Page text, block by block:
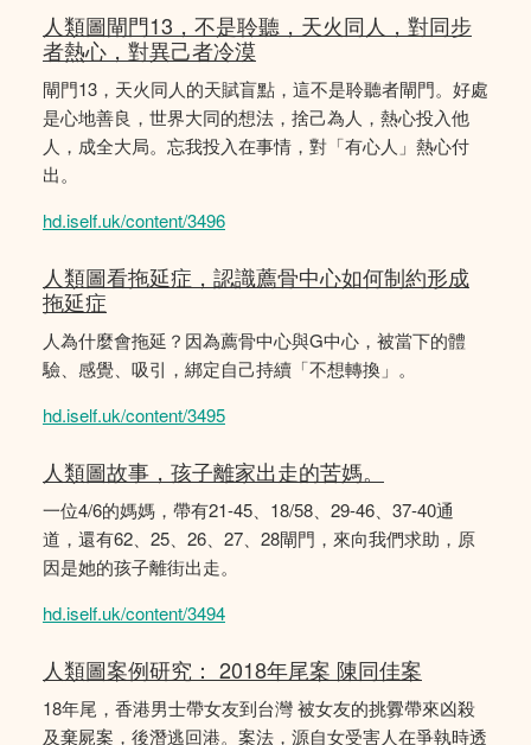
人類圖閘門13，不是聆聽，天火同人，對同步
者熱心，對異己者冷漠
閘門13，天火同人的天賦盲點，這不是聆聽者閘門。好處
是心地善良，世界大同的想法，捨己為人，熱心投入他
人，成全大局。忘我投入在事情，對「有心人」熱心付
出。
hd.iself.uk/content/3496
人類圖看拖延症，認識薦骨中心如何制約形成
拖延症
人為什麼會拖延？因為薦骨中心與G中心，被當下的體
驗、感覺、吸引，綁定自己持續「不想轉換」。
hd.iself.uk/content/3495
人類圖故事，孩子離家出走的苦媽。
一位4/6的媽媽，帶有21-45、18/58、29-46、37-40通
道，還有62、25、26、27、28閘門，來向我們求助，原
因是她的孩子離街出走。
hd.iself.uk/content/3494
人類圖案例研究： 2018年尾案 陳同佳案
18年尾，香港男士帶女友到台灣 被女友的挑釁帶來凶殺
及棄屍案，後潛逃回港。案法，源自女受害人在爭執時透